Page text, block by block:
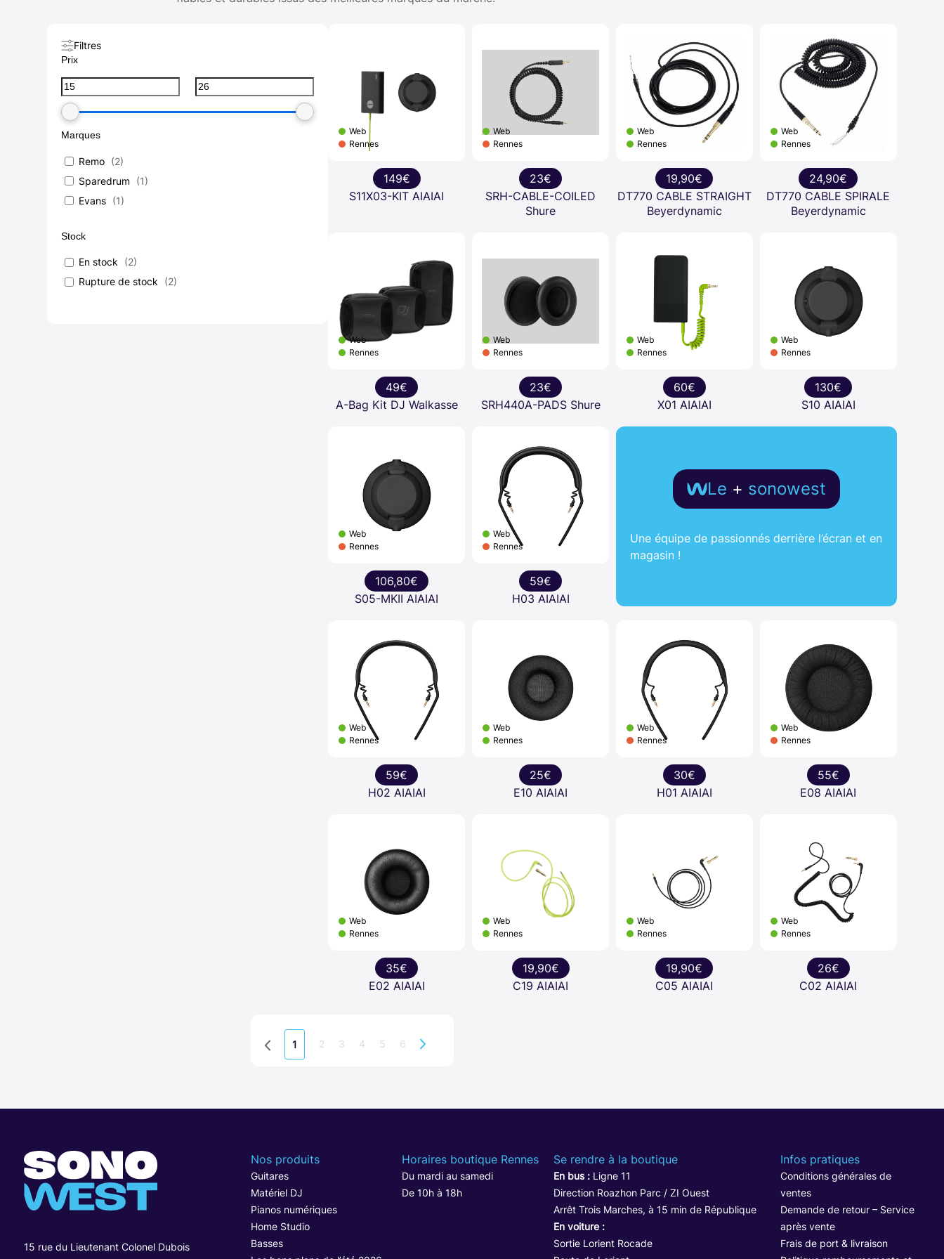
Filtres
Prix
Marques
Remo (2)
Sparedrum
(1)
Evans
(1)
Stock
En stock (2)
Rupture de stock
(2)
Web
Rennes
149€
S11X03-KIT AIAIAI
Web
Rennes
23€
SRH-CABLE-COILED
Shure
Web
Rennes
19,90€
DT770 CABLE STRAIGHT
Beyerdynamic
Web
Rennes
24,90€
DT770 CABLE SPIRALE
Beyerdynamic
Web
Rennes
49€
A-Bag Kit DJ Walkasse
Web
Rennes
23€
SRH440A-PADS Shure
Web
Rennes
60€
X01 AIAIAI
Web
Rennes
130€
S10 AIAIAI
Web
Rennes
106,80€
S05-MKII AIAIAI
Web
Rennes
59€
H03 AIAIAI
Le + sonowest
Une équipe de passionnés derrière l’écran et en
magasin !
Web
Rennes
59€
H02 AIAIAI
Web
Rennes
25€
E10 AIAIAI
Web
Rennes
30€
H01 AIAIAI
Web
Rennes
55€
E08 AIAIAI
Web
Rennes
35€
E02 AIAIAI
Web
Rennes
19,90€
C19 AIAIAI
Web
Rennes
19,90€
C05 AIAIAI
Web
Rennes
26€
C02 AIAIAI
1 2 3 4 5 6
15 rue du Lieutenant Colonel Dubois
Nos produits
Guitares
Matériel DJ
Pianos numériques
Home Studio
Basses
Horaires boutique Rennes
Du mardi au samedi
De 10h à 18h
Se rendre à la boutique
En bus :Ligne 11
Direction Roazhon Parc / ZI Ouest
Arrêt Trois Marches, à 15 min de République
En voiture :
Sortie Lorient Rocade
Infos pratiques
Conditions générales de
ventes
Demande de retour – Service
après vente
Frais de port & livraison